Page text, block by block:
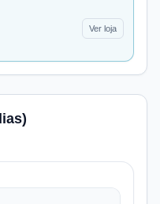
Ver loja